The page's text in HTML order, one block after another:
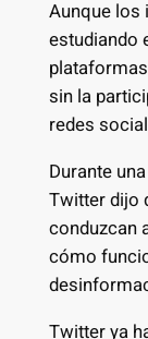
Aunque los
estudiando
sin la
redes
Durante
Twitter dijo
conduzcan
cómo
Twitter ya